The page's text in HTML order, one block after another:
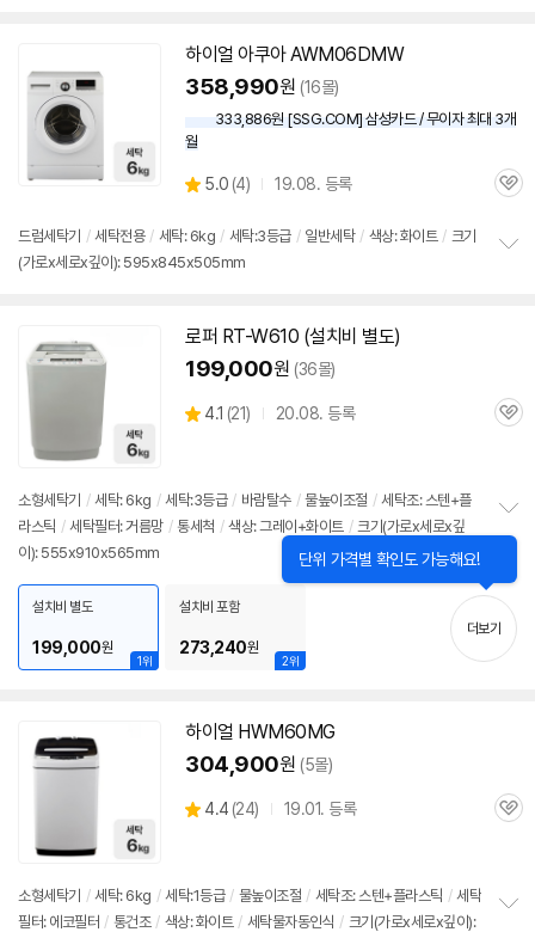
하이얼 아쿠아 AWM06DMW
358,990원 (16몰)
333,886원 [SSG.COM] 삼성카드 / 무이자 최대 3개
월
별
5.0 (상
리
뷰
4) 19.08. 등록
관
드럼세탁기 / 세탁전용 / 세탁: 6kg / 세탁:3등급 / 일반세탁 / 색상: 화이트 / 크기
(가로x세로x깊이): 595x845x505mm
로퍼 RT-W610 (설치비 별도)
199,000원 (36몰)
별
4.1 (상
뷰
21) 20.08. 등록
관
소형세탁기 / 세탁: 6kg / 세탁:3등급 / 바람탈수 / 물높이조절 / 세탁조: 스텐+플
라스틱 / 세탁필터: 거름망 / 통세척 / 색상: 그레이+화이트 / 크기(가로x세로x깊
이): 555x910x565mm
정
펼
기
1위
설치비 별도
199,000원
2위
설치비 포함
273,240원
단위 가격별 확인도 가능해요!
기
더보기
하이얼 HWM60MG
304,900원 (5몰)
별
4.4 (상
뷰
24) 19.01. 등록
관
소형세탁기 / 세탁: 6kg / 세탁:1등급 / 물높이조절 / 세탁조: 스텐+플라스틱 / 세탁
필터: 에코필터 / 통건조 / 색상: 화이트 / 세탁물자동인식 / 크기(가로x세로x깊이):